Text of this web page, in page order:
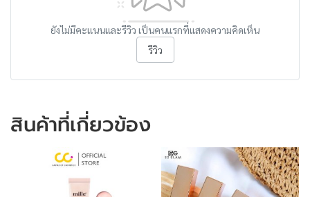
ยังไม่มีคะแนนและรีวิว เป็นคนแรกที่แสดงความคิดเห็น
รีวิว
สินค้าที่เกี่ยวข้อง